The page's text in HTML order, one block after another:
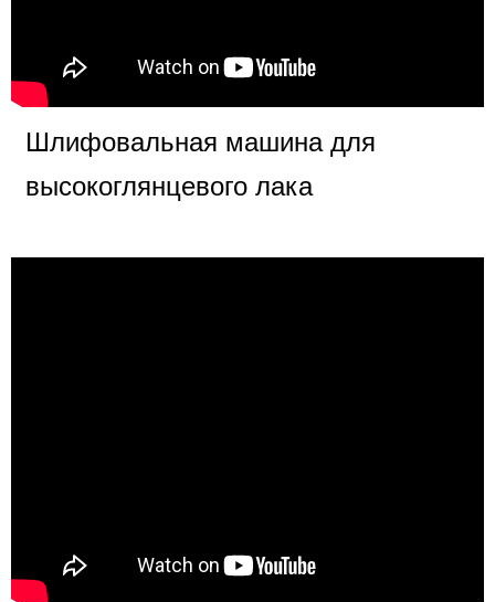
Шлифовальная машина для
высокоглянцевого лака